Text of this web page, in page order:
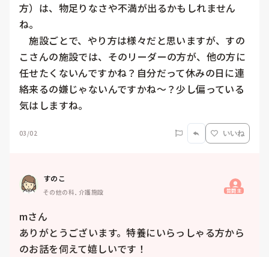
方）は、物足りなさや不満が出るかもしれません
ね。
施設ごとで、やり方は様々だと思いますが、すの
こさんの施設では、そのリーダーの方が、他の方に
任せたくないんですかね？自分だって休みの日に連
絡来るの嫌じゃないんですかね〜？少し偏っている
気はしますね。
03/02 いいね
すのこ
その他の科, 介護施設 質問主
mさん
ありがとうございます。特養にいらっしゃる方から
のお話を伺えて嬉しいです！